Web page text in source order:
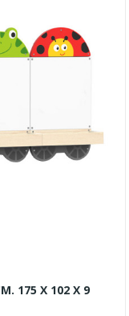
175 X 102 X 9